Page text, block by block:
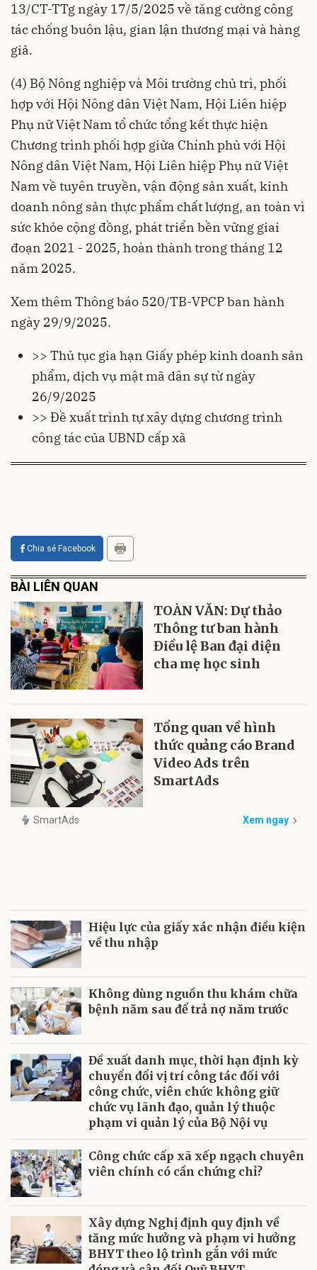
13/CT-TTg ngày 17/5/2025 về tăng cường công
tác chống buôn lậu, gian lận thương mại và hàng
giả.
(4) Bộ Nông nghiệp và Môi trường chủ trì, phối
hợp với Hội Nông dân Việt Nam, Hội Liên hiệp
Phụ nữ Việt Nam tổ chức tổng kết thực hiện
Chương trình phối hợp giữa Chính phủ với Hội
Nông dân Việt Nam, Hội Liên hiệp Phụ nữ Việt
Nam về tuyên truyền, vận động sản xuất, kinh
doanh nông sản thực phẩm chất lượng, an toàn vì
sức khỏe cộng đồng, phát triển bền vững giai
đoạn 2021 - 2025, hoàn thành trong tháng 12
năm 2025.
Xem thêm Thông báo 520/TB-VPCPban hành
ngày 29/9/2025.
>> Thủ tục gia hạn Giấy phép kinh doanh sản
phẩm, dịch vụ mật mã dân sự từ ngày
26/9/2025
>> Đề xuất trình tự xây dựng chương trình
công tác của UBND cấp xã
Chia sẻ Facebook
BÀI LIÊN QUAN
TOÀN VĂN: Dự thảo
Thông tư ban hành
Điều lệ Ban đại diện
cha mẹ học sinh
Tổng quan về hình
thức quảng cáo Brand
Video Ads trên
SmartAds
SmartAds Xem ngay
Hiệu lực của giấy xác nhận điều kiện
về thu nhập
Không dùng nguồn thu khám chữa
bệnh năm sau để trả nợ năm trước
Đề xuất danh mục, thời hạn định kỳ
chuyển đổi vị trí công tác đối với
công chức, viên chức không giữ
chức vụ lãnh đạo, quản lý thuộc
phạm vi quản lý của Bộ Nội vụ
Công chức cấp xã xếp ngạch chuyên
viên chính có cần chứng chỉ?
Xây dựng Nghị định quy định về
tăng mức hưởng và phạm vi hưởng
BHYT theo lộ trình gắn với mức